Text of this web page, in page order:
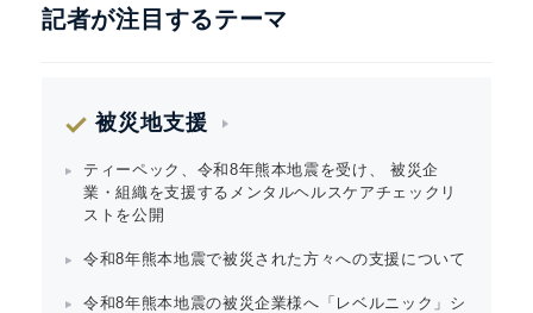
記者が注目するテーマ
被災地支援
ティーペック、令和8年熊本地震を受け、 被災企
業・組織を支援するメンタルヘルスケアチェックリ
ストを公開
令和8年熊本地震で被災された方々への支援について
令和8年熊本地震の被災企業様へ「レベルニック」シ